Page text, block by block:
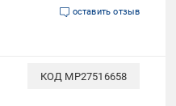
оставить отзыв
КОД MP27516658